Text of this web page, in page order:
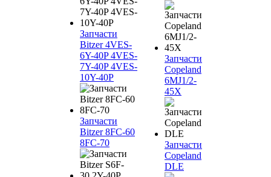
Запчасти
Bitzer 4VES-
6Y-40P 4VES-
7Y-40P 4VES-
10Y-40P
Запчасти
Bitzer 8FC-60
8FC-70
Запчасти
Copeland
6MJ1/2-
45X
Запчасти
Copeland
DLE